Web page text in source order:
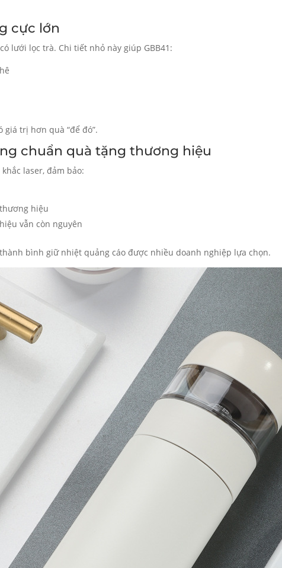
cực lớn
lưới lọc trà. Chi tiết nhỏ này giúp GBB41:
trị hơn quà “để đó”.
chuẩn quà tặng thương hiệu
laser, đảm bảo:
hiệu
vẫn còn nguyên
bình giữ nhiệt quảng cáo được nhiều doanh nghiệp lựa chọn.